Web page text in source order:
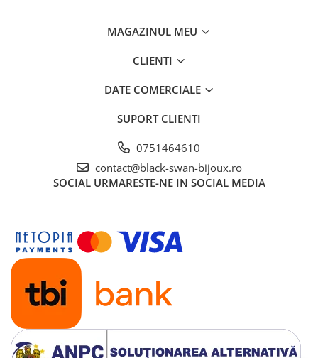
MAGAZINUL MEU
CLIENTI
DATE COMERCIALE
SUPORT CLIENTI
0751464610
contact@black-swan-bijoux.ro
SOCIAL URMARESTE-NE IN SOCIAL MEDIA